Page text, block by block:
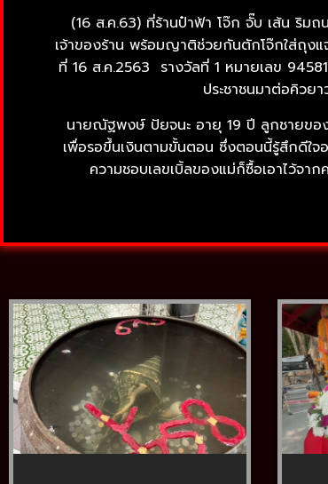
(16 ส.ค.63) ที่ร้านป๋าฟ้า โจ๊ก จั๊บ เส้น ริ
เจ้าของร้าน พร้อมญาติช่วยกันตักโจ๊กใส่ถุงแ
ที่ 16 ส.ค.2563 รางวัลที่ 1 หมายเลข
ประชาชนมาต่อคิวย
นายณัฐพงษ์ ปัยจนะ อายุ 19 ปี ลูกชายของ
เพื่อรอขึ้นเงินตามขั้นตอน ซึ่งตอนนี้รู้สึกดีใ
ความชอบเลขเบิ้ลของแม่ก็ซื้อเอาไว้จ